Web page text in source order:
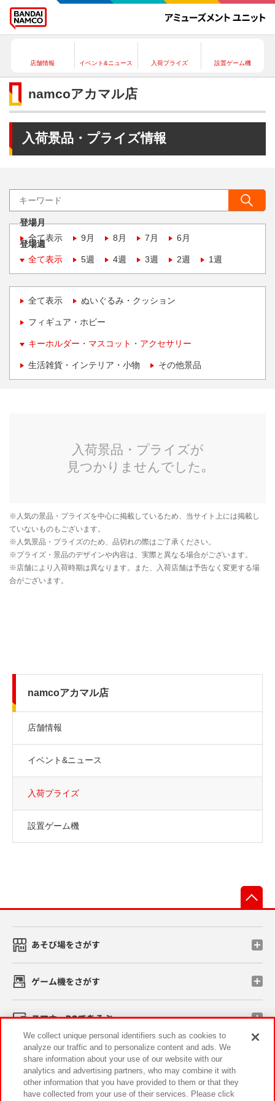
店舗情報 イベント&ニュース 入荷プライズ 設置ゲーム機
namcoアカマル店
入荷景品・プライズ情報
登場月
全て表示
9月 8月 7月 6月
登場週
全て表示
5週 4週 3週 2週 1週
全て表示 ぬいぐるみ・クッション
フィギュア・ホビー
キーホルダー・マスコット・アクセサリー
生活雑貨・インテリア・小物 その他景品
namcoアカマル店
店舗情報
イベント&ニュース
入荷プライズ
設置ゲーム機
あそび場をさがす
ゲーム機をさがす
スマホ・PCであそぶ
イベント・キャンペーン
We collect unique personal identifiers such as cookies to
analyze our traffic and to personalize content and ads. We
share information about your use of our website with our
analytics and advertising partners, who may combine it with
other information that you have provided to them or that they
have collected from your use of their services. Please click